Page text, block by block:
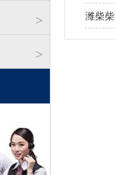
>
>
潍柴